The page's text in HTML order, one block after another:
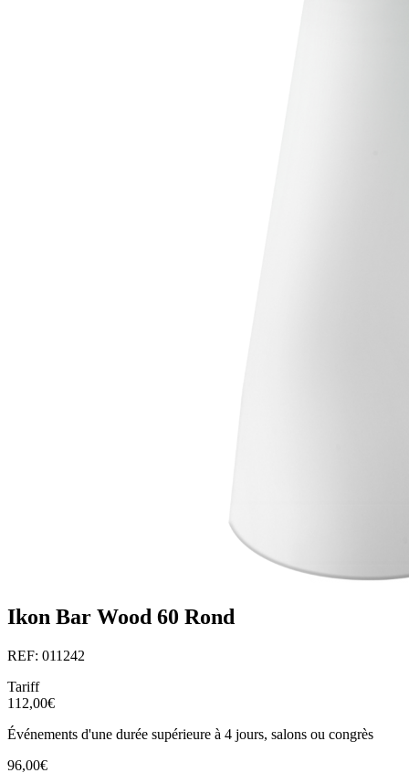
Ikon Bar Wood 60 Rond
REF: 011242
Tariff
112,00€
Événements d'une durée supérieure à 4 jours, salons ou congrès
96,00€